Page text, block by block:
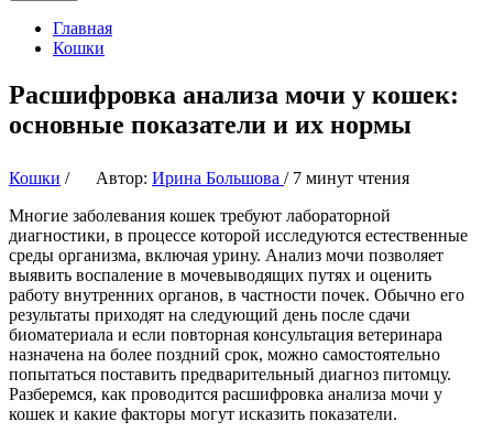
Главная
Кошки
Расшифровка анализа мочи у кошек:
основные показатели и их нормы
Кошки / Автор: Ирина Большова / 7 минут чтения
Многие заболевания кошек требуют лабораторной
диагностики, в процессе которой исследуются естественные
среды организма, включая урину. Анализ мочи позволяет
выявить воспаление в мочевыводящих путях и оценить
работу внутренних органов, в частности почек. Обычно его
результаты приходят на следующий день после сдачи
биоматериала и если повторная консультация ветеринара
назначена на более поздний срок, можно самостоятельно
попытаться поставить предварительный диагноз питомцу.
Разберемся, как проводится расшифровка анализа мочи у
кошек и какие факторы могут исказить показатели.